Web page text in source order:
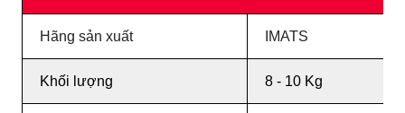
Hãng sản xuất IMATS
Khối lượng 8 - 10 Kg